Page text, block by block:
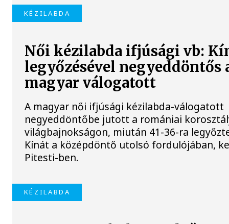
KÉZILABDA
Női kézilabda ifjúsági vb:
legyőzésével negyeddöntős
magyar válogatott
A magyar női ifjúsági kézilabda-válogatott
negyeddöntőbe jutott a romániai
világbajnokságon, miután 41-36-ra
Kínát a középdöntő utolsó fordulójában,
Pitesti-ben.
KÉZILABDA